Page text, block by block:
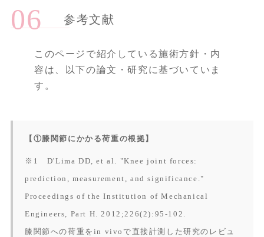
参考文献
このページで紹介している施術方針・内
容は、以下の論文・研究に基づいていま
す。
【①膝関節にかかる荷重の根拠】
※1 D'Lima DD, et al. "Knee joint forces:
prediction, measurement, and significance."
Proceedings of the Institution of Mechanical
Engineers, Part H. 2012;226(2):95-102.
膝関節への荷重をin vivoで直接計測した研究のレビュ